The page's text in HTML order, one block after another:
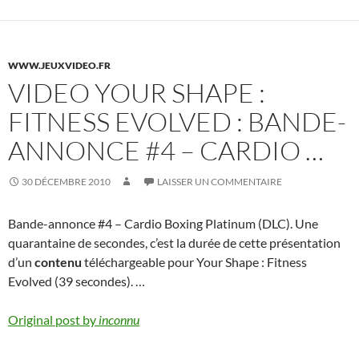
WWW.JEUXVIDEO.FR
VIDEO YOUR SHAPE :
FITNESS EVOLVED : BANDE-
ANNONCE #4 – CARDIO …
30 DÉCEMBRE 2010 LAISSER UN COMMENTAIRE
Bande-annonce #4 – Cardio Boxing Platinum (DLC). Une
quarantaine de secondes, c’est la durée de cette présentation
d’un contenu téléchargeable pour Your Shape : Fitness
Evolved (39 secondes). …
Original post by inconnu